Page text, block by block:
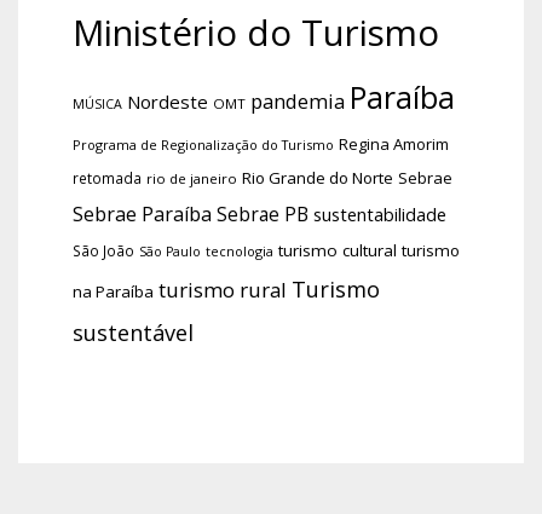
Ministério do Turismo
MÚSICA Nordeste OMT pandemia Paraíba
Programa de Regionalização do Turismo Regina Amorim
retomada rio de janeiro Rio Grande do Norte Sebrae
Sebrae Paraíba Sebrae PB sustentabilidade
São João São Paulo tecnologia turismo cultural turismo
na Paraíba turismo rural Turismo
sustentável